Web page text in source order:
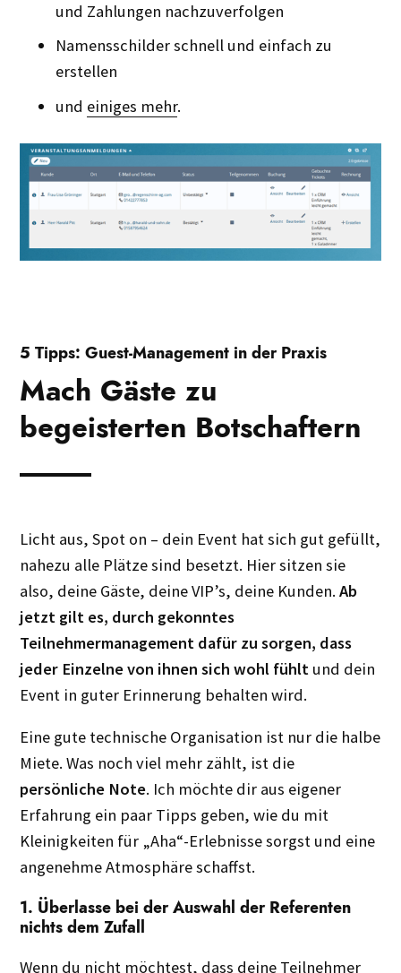
und Zahlungen nachzuverfolgen
Namensschilder schnell und einfach zu
erstellen
und einiges mehr.
5 Tipps: Guest-Management in der Praxis
Mach Gäste zu
begeisterten Botschaftern
Licht aus, Spot on – dein Event hat sich gut gefüllt,
nahezu alle Plätze sind besetzt. Hier sitzen sie
also, deine Gäste, deine VIP’s, deine Kunden.Ab
jetzt gilt es, durch gekonntes
Teilnehmermanagement dafür zu sorgen, dass
jeder Einzelne von ihnen sich wohl fühlt und dein
Event in guter Erinnerung behalten wird.
Eine gute technische Organisation ist nur die halbe
Miete. Was noch viel mehr zählt, ist die
persönliche Note. Ich möchte dir aus eigener
Erfahrung ein paar Tipps geben, wie du mit
Kleinigkeiten für „Aha“-Erlebnisse sorgst und eine
angenehme Atmosphäre schaffst.
1. Überlasse bei der Auswahl der Referenten
nichts dem Zufall
Wenn du nicht möchtest, dass deine Teilnehmer